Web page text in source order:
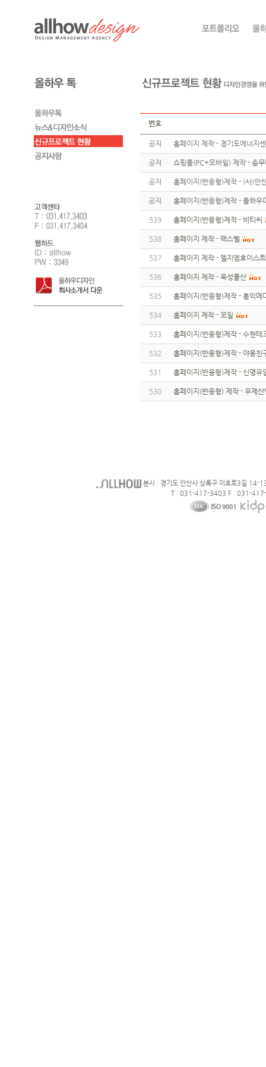
번호
공지 홈페이지 제작 - 경기도에너지
공지 쇼핑몰(PC+모바일) 제작 - 총
공지 홈페이지(반응형)제작 - (사)안
공지 홈페이지(반응형)제작 - 올하우
539 홈페이지(반응형)제작 - 비티씨
538 홈페이지 제작 - 맥스벨
537 홈페이지 제작 - 엘지엠호이스트
536 홈페이지 제작 - 욱성물산
535 홈페이지(반응형)제작 - 홍익메
534 홈페이지 제작 - 모일
533 홈페이지(반응형)제작 - 수현테
532 홈페이지(반응형)제작 - 야옹친
531 홈페이지(반응형)제작 - 신명유
530 홈페이지(반응형) 제작 - 우제산
본사 : 경기도 안산사 상록구 이호로3길 14-
T : 031-417-3403 F : 031-